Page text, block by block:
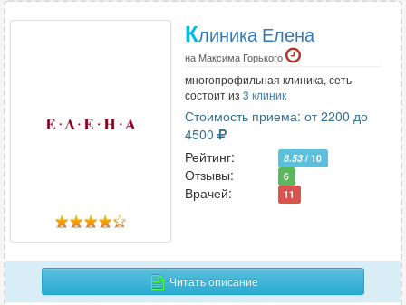
Клиника Елена
на Максима Горького
многопрофильная клиника, сеть
состоит из 3 клиник
Стоимость приема: от 2200 до
4500
Рейтинг:
8.53 / 10
Отзывы: 6
Врачей: 11
Читать описание